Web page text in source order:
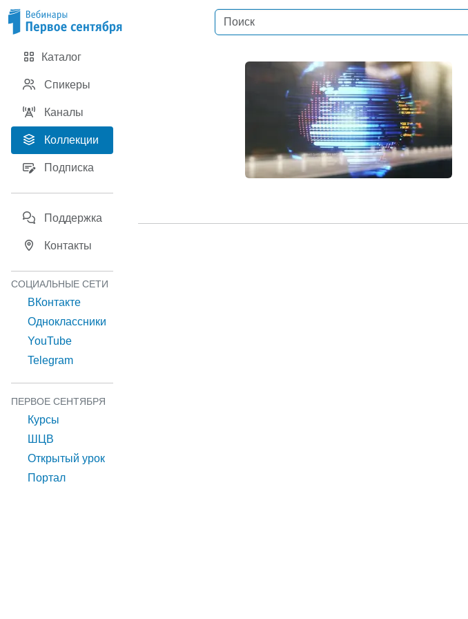
Каталог
Спикеры
Каналы
Коллекции
Подписка
Поддержка
Контакты
СОЦИАЛЬНЫЕ СЕТИ
ВКонтакте
Одноклассники
YouTube
Telegram
ПЕРВОЕ СЕНТЯБРЯ
Курсы
ШЦВ
Открытый урок
Портал